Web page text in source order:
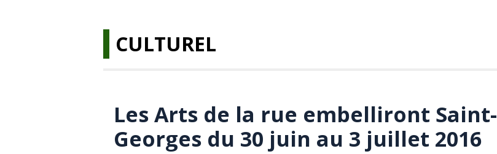
CULTUREL
Les Arts de la rue embelliront Saint-
Georges du 30 juin au 3 juillet 2016